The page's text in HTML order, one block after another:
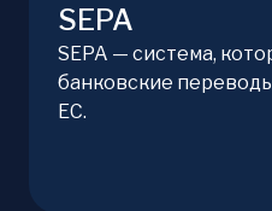
SEPA
SEPA — система,
банковские
ЕС.